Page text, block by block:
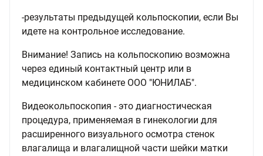
-результаты предыдущей кольпоскопии, если Вы
идете на контрольное исследование.
Внимание! Запись на кольпоскопию возможна
через единый контактный центр или в
медицинском кабинете ООО "ЮНИЛАБ".
Видеокольпоскопия - это диагностическая
процедура, применяемая в гинекологии для
расширенного визуального осмотра стенок
влагалища и влагалищной части шейки матки